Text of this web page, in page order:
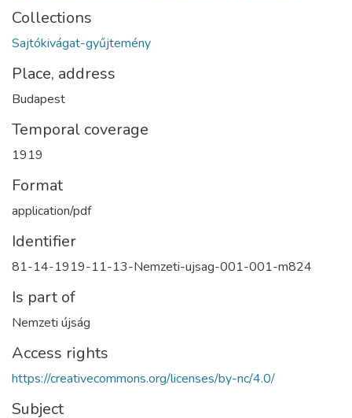
Collections
Sajtókivágat-gyűjtemény
Place, address
Budapest
Temporal coverage
1919
Format
application/pdf
Identifier
81-14-1919-11-13-Nemzeti-ujsag-001-001-m824
Is part of
Nemzeti újság
Access rights
https://creativecommons.org/licenses/by-nc/4.0/
Subject